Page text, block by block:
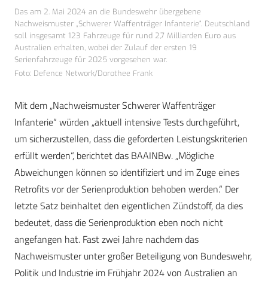
Das am 2. Mai 2024 an die Bundeswehr übergebene
Nachweismuster „Schwerer Waffenträger Infanterie“. Deutschland
soll insgesamt 123 Fahrzeuge für rund 2,7 Milliarden Euro aus
Australien erhalten, wobei der Zulauf der ersten 19
Serienfahrzeuge für 2025 vorgesehen war.
Foto: Defence Network/Dorothee Frank
Mit dem „Nachweismuster Schwerer Waffenträger
Infanterie“ würden „aktuell intensive Tests durchgeführt,
um sicherzustellen, dass die geforderten Leistungskriterien
erfüllt werden“, berichtet das BAAINBw. „Mögliche
Abweichungen können so identifiziert und im Zuge eines
Retrofits vor der Serienproduktion behoben werden.“ Der
letzte Satz beinhaltet den eigentlichen Zündstoff, da dies
bedeutet, dass die Serienproduktion eben noch nicht
angefangen hat. Fast zwei Jahre nachdem das
Nachweismuster unter großer Beteiligung von Bundeswehr,
Politik und Industrie im Frühjahr 2024 von Australien an